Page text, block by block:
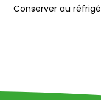
Conserver au